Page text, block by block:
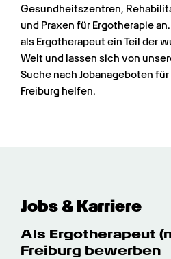
Gesundheitszentren,
und Praxen für Ergotherapie
als Ergotherapeut ein Teil der
Welt und lassen sich von
Suche nach Jobanageboten
Freiburg helfen.
Jobs & Karriere
Als Ergotherapeut
Freiburg bewerben